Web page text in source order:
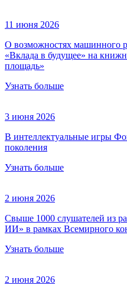
11 июня 2026
О возможностях машинного
«Вклада в будущее» на
площадь»
Узнать больше
3 июня 2026
В интеллектуальные игры
поколения
Узнать больше
2 июня 2026
Свыше 1000 слушателей из
ИИ» в рамках Всемирного
Узнать больше
2 июня 2026